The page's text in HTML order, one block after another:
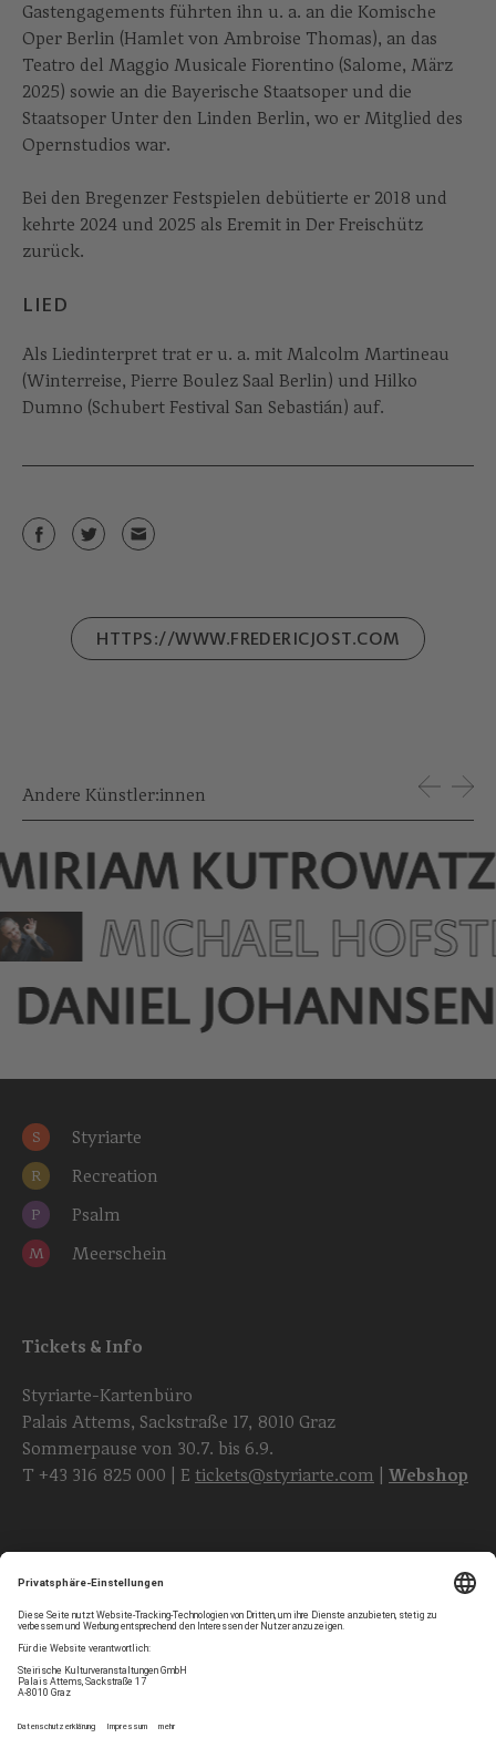
Gastengagements führten ihn u. a. an die Komische
Oper Berlin (Hamlet von Ambroise Thomas), an das
Teatro del Maggio Musicale Fiorentino (Salome, März
2025) sowie an die Bayerische Staatsoper und die
Staatsoper Unter den Linden Berlin, wo er Mitglied des
Opernstudios war.
Bei den Bregenzer Festspielen debütierte er 2018 und
kehrte 2024 und 2025 als Eremit in Der Freischütz
zurück.
LIED
Als Liedinterpret trat er u. a. mit Malcolm Martineau
(Winterreise, Pierre Boulez Saal Berlin) und Hilko
Dumno (Schubert Festival San Sebastián) auf.
HTTPS://WWW.FREDERICJOST.COM
Andere Künstler:innen
KUTROWATZ
MICHAEL
DANIEL JOHANNSEN
S Styriarte
R Recreation
P Psalm
M Meerschein
Tickets & Info
Styriarte-Kartenbüro
Palais Attems, Sackstraße 17, 8010 Graz
Sommerpause von 30.7. bis 6.9.
T +43 316 825 000 | E tickets@styriarte.com Webshop
Privatsphären-Einstellungen